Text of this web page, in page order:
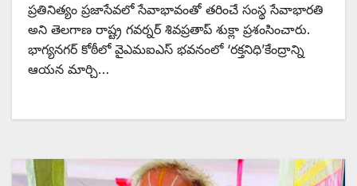
ప్రతినిత్యం ప్రజాసేవలో సేవాభావంతో తరించే సంస్థ సేవాభారతి
అని తెలగాణ రాష్ట్ర గవర్నర్ శివప్రతాప్ శుక్లా ప్రశంసించారు.
భాగ్యనగర్ కోఠీలో వైఎమఐఎస్ భవనంలో ‘రక్తనిధి’కేంద్రాన్ని
ఆయన మార్చి…